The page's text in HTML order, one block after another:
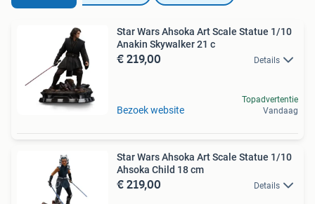
Star Wars Ahsoka Art Scale Statue 1/10
Anakin Skywalker 21 c
€ 219,00 Details
Bezoek website
Topadvertentie
Vandaag
Star Wars Ahsoka Art Scale Statue 1/10
Ahsoka Child 18 cm
€ 219,00 Details